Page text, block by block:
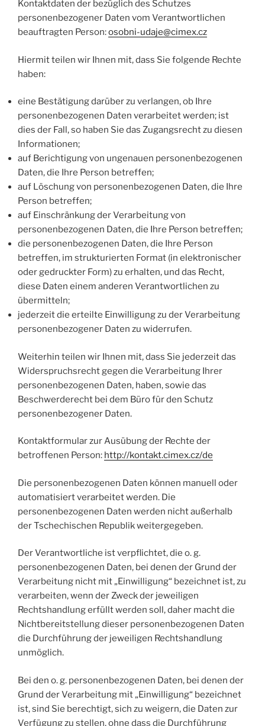
Kontaktdaten der bezüglich des Schutzes
personenbezogener Daten vom Verantwortlichen
beauftragten Person:osobni-udaje@cimex.cz
Hiermit teilen wir Ihnen mit, dass Sie folgende Rechte
haben:
eine Bestätigung darüber zu verlangen, ob Ihre
personenbezogenen Daten verarbeitet werden; ist
dies der Fall, so haben Sie das Zugangsrecht zu diesen
Informationen;
auf Berichtigung von ungenauen personenbezogenen
Daten, die Ihre Person betreffen;
auf Löschung von personenbezogenen Daten, die Ihre
Person betreffen;
auf Einschränkung der Verarbeitung von
personenbezogenen Daten, die Ihre Person betreffen;
die personenbezogenen Daten, die Ihre Person
betreffen, im strukturierten Format (in elektronischer
oder gedruckter Form) zu erhalten, und das Recht,
diese Daten einem anderen Verantwortlichen zu
übermitteln;
jederzeit die erteilte Einwilligung zu der Verarbeitung
personenbezogener Daten zu widerrufen.
Weiterhin teilen wir Ihnen mit, dass Sie jederzeit das
Widerspruchsrecht gegen die Verarbeitung Ihrer
personenbezogenen Daten, haben, sowie das
Beschwerderecht bei dem Büro für den Schutz
personenbezogener Daten.
Kontaktformular zur Ausübung der Rechte der
betroffenen Person: http://kontakt.cimex.cz/de
Die personenbezogenen Daten können manuell oder
automatisiert verarbeitet werden. Die
personenbezogenen Daten werden nicht außerhalb
der Tschechischen Republik weitergegeben.
Der Verantwortliche ist verpflichtet, die o. g.
personenbezogenen Daten, bei denen der Grund der
Verarbeitung nicht mit „Einwilligung“ bezeichnet ist, zu
verarbeiten, wenn der Zweck der jeweiligen
Rechtshandlung erfüllt werden soll, daher macht die
Nichtbereitstellung dieser personenbezogenen Daten
die Durchführung der jeweiligen Rechtshandlung
unmöglich.
Bei den o. g. personenbezogenen Daten, bei denen der
Grund der Verarbeitung mit „Einwilligung“ bezeichnet
ist, sind Sie berechtigt, sich zu weigern, die Daten zur
Verfügung zu stellen, ohne dass die Durchführung